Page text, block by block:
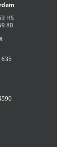
HS
80
635